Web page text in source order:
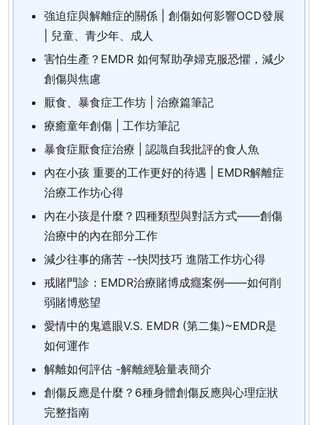
強迫症與解離症的關係 | 創傷如何影響OCD發展
| 兒童、青少年、成人
害怕生產？EMDR 如何幫助孕婦克服恐懼，減少
創傷與焦慮
厭食、暴食症工作坊 | 治療篇筆記
療癒童年創傷 | 工作坊筆記
暴食症厭食症治療 | 認識自我批評的食人魚
內在小孩 重要的工作更好的待遇 | EMDR解離症
治療工作坊心得
內在小孩是什麼？四種類型與對話方式——創傷
治療中的內在部分工作
減少往事的痛苦 --快閃技巧 進階工作坊心得
戒賭門診：EMDR治療賭博成癮案例——如何削
弱賭博慾望
愛情中的鬼遮眼V.S. EMDR (第二集)~EMDR是
如何運作
解離如何評估 -解離經驗量表簡介
創傷反應是什麼？6種身體創傷反應與心理症狀
完整指南